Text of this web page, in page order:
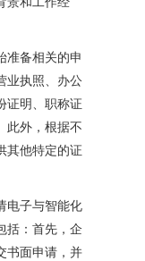
备相关的申
业执照、办公
证明、职称证
此外，根据不
其他特定的证
子与智能化
括：首先，企
书面申请，并